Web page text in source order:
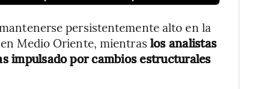
persistentemente alto en la
Medio Oriente, mientras los analistas
impulsado por cambios estructurales